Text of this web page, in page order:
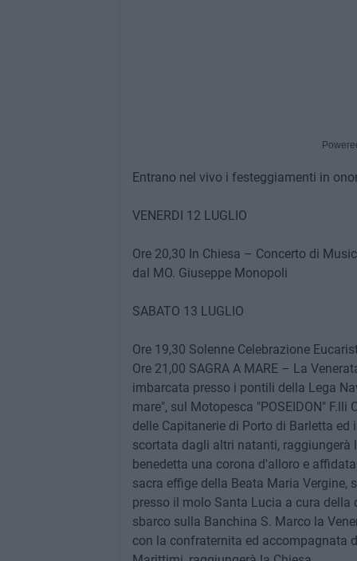
Entrano nel vivo i festeggiamenti in
VENERDI 12 LUGLIO
Ore 20,30 In Chiesa – Concerto di
dal MO. Giuseppe Monopoli
SABATO 13 LUGLIO
Ore 19,30 Solenne Celebrazione
Ore 21,00 SAGRA A MARE – La
imbarcata presso i pontili della Lega
mare", sul Motopesca "POSEIDON"
delle Capitanerie di Porto di Barletta
scortata dagli altri natanti, raggiungerà
benedetta una corona d'alloro e
sacra effige della Beata Maria
presso il molo Santa Lucia a cura
sbarco sulla Banchina S. Marco la
con la confraternita ed accompagnata